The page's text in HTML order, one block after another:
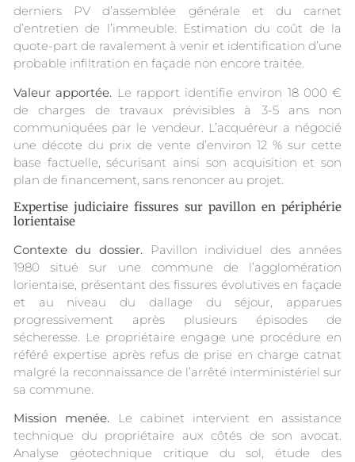
derniers PV d’assemblée générale et du carnet
d’entretien de l’immeuble. Estimation du coût de la
quote-part de ravalement à venir et identification d’une
probable infiltration en façade non encore traitée.
Valeur apportée. Le rapport identifie environ 18 000 €
de charges de travaux prévisibles à 3-5 ans non
communiquées par le vendeur. L’acquéreur a négocié
une décote du prix de vente d’environ 12 % sur cette
base factuelle, sécurisant ainsi son acquisition et son
plan de financement, sans renoncer au projet.
Expertise judiciaire fissures sur pavillon en périphérie
lorientaise
Contexte du dossier.Pavillon individuel des années
1980 situé sur une commune de l’agglomération
lorientaise, présentant des fissures évolutives en façade
et au niveau du dallage du séjour, apparues
progressivement après plusieurs épisodes de
sécheresse. Le propriétaire engage une procédure en
référé expertise après refus de prise en charge catnat
malgré la reconnaissance de l’arrêté interministériel sur
sa commune.
Mission menée. Le cabinet intervient en assistance
technique du propriétaire aux côtés de son avocat.
Analyse géotechnique critique du sol, étude des